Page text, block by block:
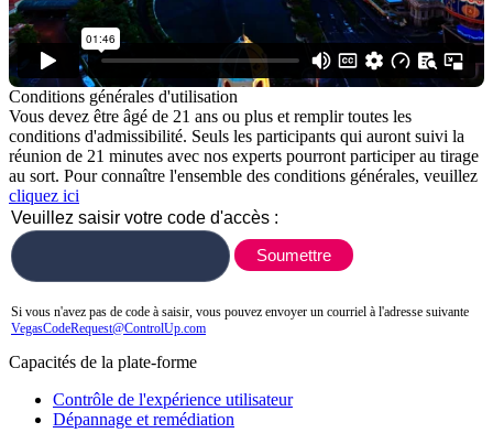
Conditions générales d'utilisation
Vous devez être âgé de 21 ans ou plus et remplir toutes les
conditions d'admissibilité. Seuls les participants qui auront suivi la
réunion de 21 minutes avec nos experts pourront participer au tirage
au sort. Pour connaître l'ensemble des conditions générales, veuillez
cliquez ici
Veuillez saisir votre code d'accès :
Soumettre
Si vous n'avez pas de code à saisir, vous pouvez envoyer un courriel à l'adresse suivante
VegasCodeRequest@ControlUp.com
Capacités de la plate-forme
Contrôle de l'expérience utilisateur
Dépannage et remédiation